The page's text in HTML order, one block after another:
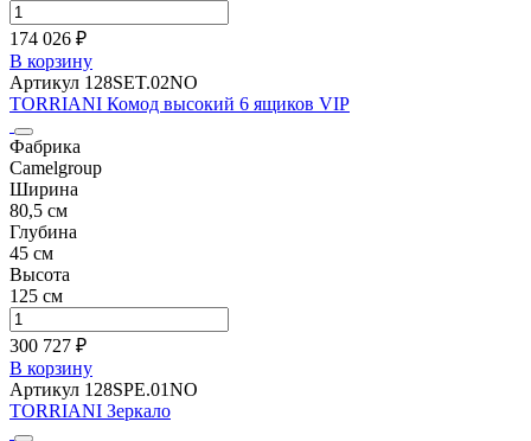
174 026 ₽
В корзину
Артикул 128SET.02NO
TORRIANI Комод высокий 6 ящиков VIP
Фабрика
Camelgroup
Ширина
80,5 см
Глубина
45 см
Высота
125 см
300 727 ₽
В корзину
Артикул 128SPE.01NO
TORRIANI Зеркало